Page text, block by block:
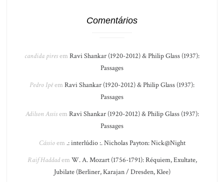
Comentários
candida piresem Ravi Shankar (1920-2012) & Philip Glass (1937):
Passages
Pedro Ipêem Ravi Shankar (1920-2012) & Philip Glass (1937):
Passages
Adilson Assisem Ravi Shankar (1920-2012) & Philip Glass (1937):
Passages
Cássioem .: interlúdio :. Nicholas Payton: Nick@Night
Raif Haddadem W. A. Mozart (1756-1791): Réquiem, Exultate,
Jubilate (Berliner, Karajan / Dresden, Klee)